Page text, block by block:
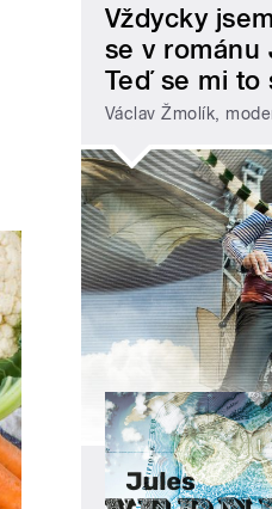
Vždycky
se v románu
Teď se mi to
Václav Žmolík,